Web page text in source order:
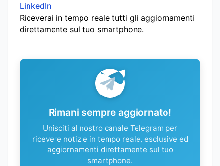
LinkedIn
Riceverai in tempo reale tutti gli aggiornamenti
direttamente sul tuo smartphone.
Rimani sempre aggiornato!
Unisciti al nostro canale Telegram per
ricevere notizie in tempo reale, esclusive ed
aggiornamenti direttamente sul tuo
smartphone.